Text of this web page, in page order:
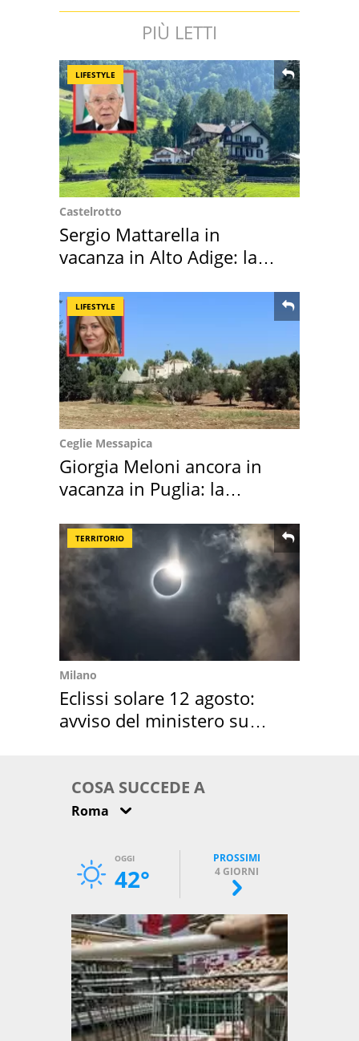
PIÙ LETTI
LIFESTYLE
Castelrotto
Sergio Mattarella in
vacanza in Alto Adige: la
LIFESTYLE
Ceglie Messapica
Giorgia Meloni ancora in
vacanza in Puglia: la
TERRITORIO
Milano
Eclissi solare 12 agosto:
avviso del ministero su